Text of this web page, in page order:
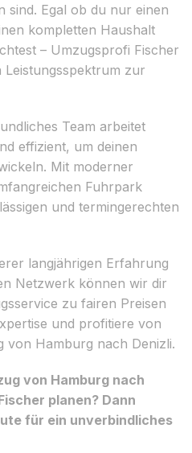
sind. Egal ob du nur einen
kompletten Haushalt
– Umzugsprofi Fischer
Leistungsspektrum zur
Team arbeitet
effizient, um deinen
Mit moderner
Fuhrpark
und termingerechten
langjährigen Erfahrung
Netzwerk können wir dir
zu fairen Preisen
und profitiere von
von Hamburg nach Denizli.
von Hamburg nach
planen? Dann
für ein unverbindliches